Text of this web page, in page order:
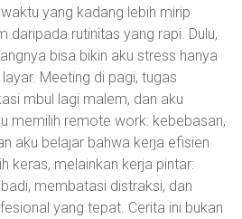
yang kadang lebih mirip
daripada rutinitas yang rapi. Dulu,
bisa bikin aku stress hanya
Meeting di pagi, tugas
mbul lagi malem, dan aku
memilih remote work: kebebasan,
aku belajar bahwa kerja efisien
keras, melainkan kerja pintar:
membatasi distraksi, dan
yang tepat. Cerita ini bukan